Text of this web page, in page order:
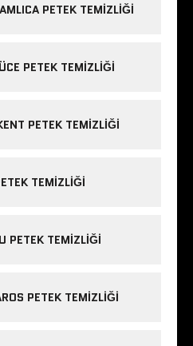
PETEK TEMIZLIĞI
PETEK TEMIZLIĞI
PETEK TEMIZLIĞI
TEMIZLIĞI
PETEK TEMIZLIĞI
PETEK TEMIZLIĞI